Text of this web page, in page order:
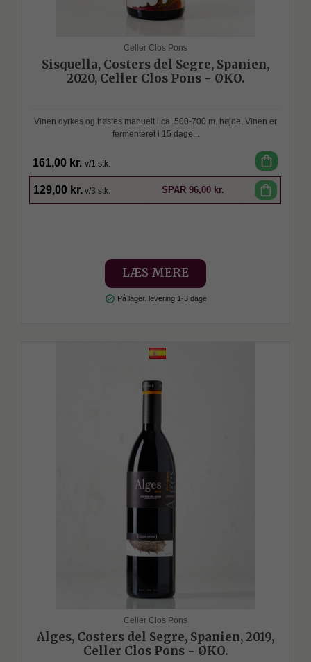
Celler Clos Pons
Sisquella, Costers del Segre, Spanien,
2020, Celler Clos Pons - ØKO.
Vinen dyrkes og høstes manuelt i ca. 500-700 m. højde. Vinen er
fermenteret i 15 dage...
161,00 kr. v/1 stk. shopping_bag
129,00 kr. v/3 stk. SPAR96,00 kr. shopping_bag
LÆS MERE
check_circle På lager. levering 1-3 dage
Celler Clos Pons
Alges, Costers del Segre, Spanien, 2019,
Celler Clos Pons - ØKO.